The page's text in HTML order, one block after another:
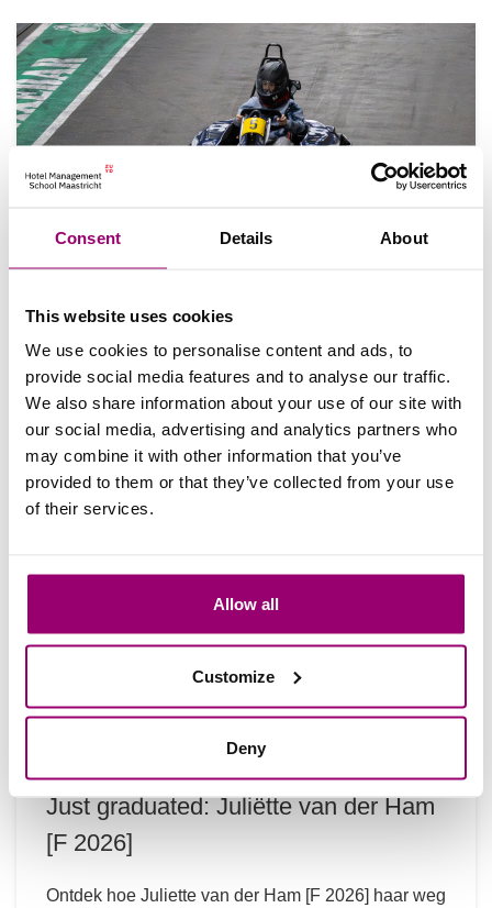
Consent Details About
This website uses cookies
We use cookies to personalise content and ads, to
provide social media features and to analyse our traffic.
We also share information about your use of our site with
our social media, advertising and analytics partners who
may combine it with other information that you’ve
provided to them or that they’ve collected from your use
of their services.
Allow all
Customize
Deny
organiseren van een droomdag
Lees Raouls ervaring met het organiseren van een
droomdag voor ComIn.
Just graduated: Juliëtte van der Ham
[F 2026]
Ontdek hoe Juliette van der Ham [F 2026] haar weg